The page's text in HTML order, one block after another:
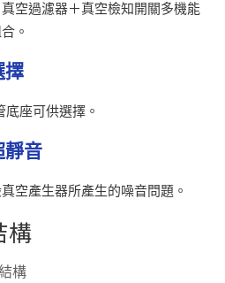
空過濾器＋真空檢知開關多機能
。
擇
底座可供選擇。
靜音
空產生器所產生的噪音問題。
構